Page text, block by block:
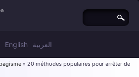
English العربية
» 20 méthodes populaires pour arrêter de